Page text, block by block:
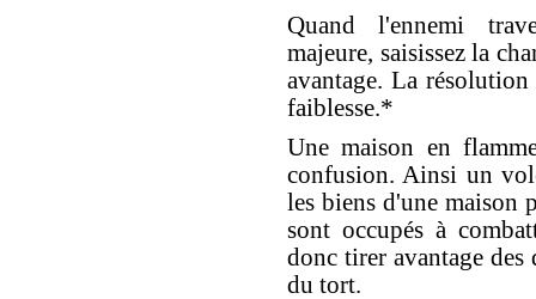
Quand l'ennemi
majeure, saisissez la
avantage. La
faiblesse.*
Une maison en
confusion. Ainsi un
les biens d'une maison
sont occupés à
donc tirer avantage
du tort.